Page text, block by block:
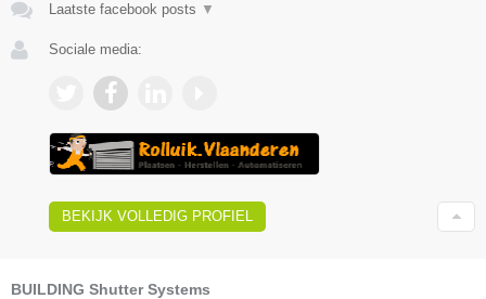
Laatste facebook posts ▼
Sociale media:
BEKIJK VOLLEDIG PROFIEL
BUILDING Shutter Systems